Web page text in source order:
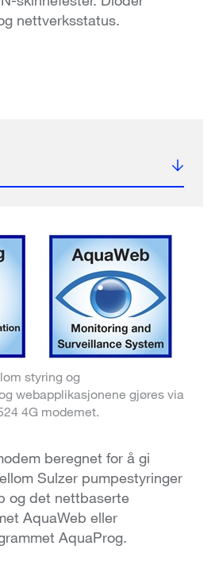
nettverksstatus.
styring og
webapplikasjonene gjøres via
4G modemet.
beregnet for å gi
Sulzer pumpestyringer
og det nettbaserte
AquaWeb eller
AquaProg.